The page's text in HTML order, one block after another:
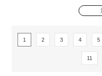
1 2 3 4 5
11